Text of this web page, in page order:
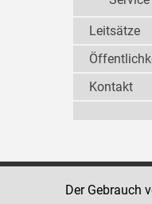
Leitsätze
Kontakt
Der Gebrauch